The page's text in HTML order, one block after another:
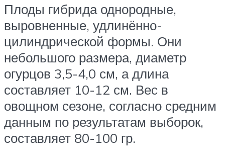
Плоды гибрида однородные,
выровненные, удлинённо-
цилиндрической формы. Они
небольшого размера, диаметр
огурцов 3,5-4,0 см, а длина
составляет 10-12 см. Вес в
овощном сезоне, согласно средним
данным по результатам выборок,
составляет 80-100 гр.